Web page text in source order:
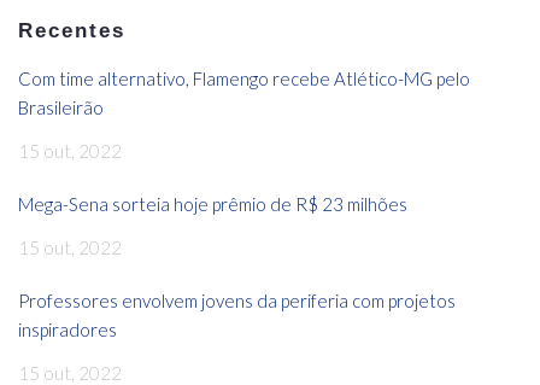
Recentes
Com time alternativo, Flamengo recebe Atlético-MG pelo
Brasileirão
15 out, 2022
Mega-Sena sorteia hoje prêmio de R$ 23 milhões
15 out, 2022
Professores envolvem jovens da periferia com projetos
inspiradores
15 out, 2022